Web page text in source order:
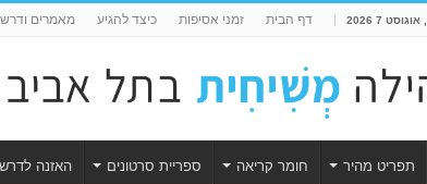
7 2026 דף הבית זמני אסיפות כיצד להגיע מאמרים
תפריט מהיר חומר קריאה ספריית סרטונים האזנה